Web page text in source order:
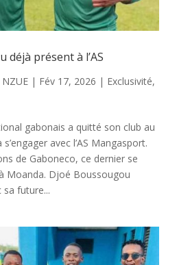
déjà présent à l’AS
| Fév 17, 2026 | Exclusivité,
gabonais a quitté son club au
avec l’AS Mangasport.
de Gaboneco, ce dernier se
Moanda. Djoé Boussougou
sa future...